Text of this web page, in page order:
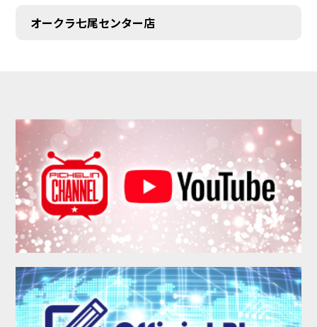
オークラ七尾センター店